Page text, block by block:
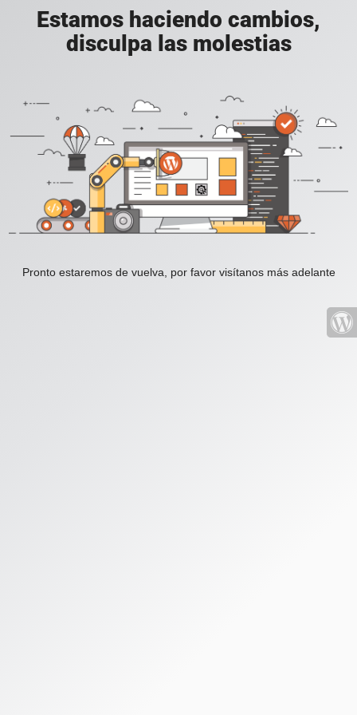
Estamos haciendo cambios,
disculpa las molestias
Pronto estaremos de vuelva, por favor visítanos más adelante